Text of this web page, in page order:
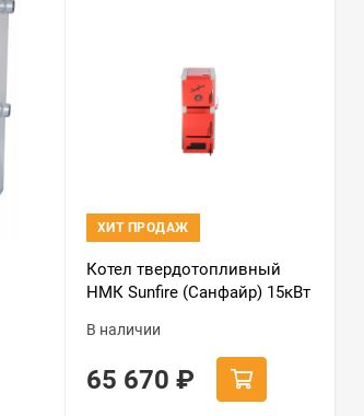
ХИТ ПРОДАЖ
Котел твердотопливный
НМК Sunfire (Санфайр) 15кВт
В наличии
65 670 ₽